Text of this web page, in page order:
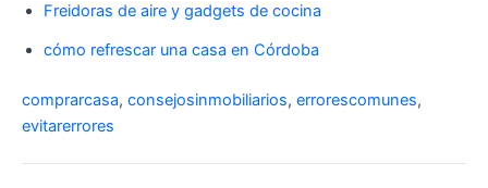
Freidoras de aire y gadgets de cocina
cómo refrescar una casa en Córdoba
comprarcasa, consejosinmobiliarios, errorescomunes,
evitarerrores